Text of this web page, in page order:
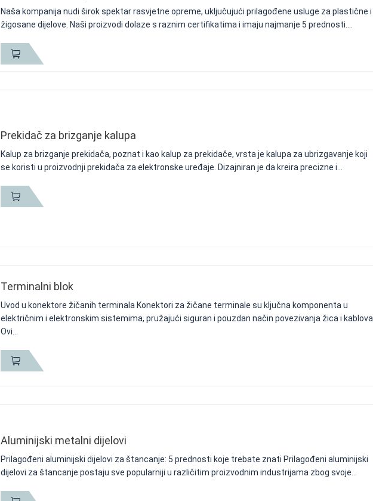
Naša kompanija nudi širok spektar rasvjetne opreme, uključujući prilagođene usluge za plastične i
žigosane dijelove. Naši proizvodi dolaze s raznim certifikatima i imaju najmanje 5 prednosti....
Prekidač za brizganje kalupa
Kalup za brizganje prekidača, poznat i kao kalup za prekidače, vrsta je kalupa za ubrizgavanje koji
se koristi u proizvodnji prekidača za elektronske uređaje. Dizajniran je da kreira precizne i...
Terminalni blok
Uvod u konektore žičanih terminala Konektori za žičane terminale su ključna komponenta u
električnim i elektronskim sistemima, pružajući siguran i pouzdan način povezivanja žica i kablova.
Ovi...
Aluminijski metalni dijelovi
Prilagođeni aluminijski dijelovi za štancanje: 5 prednosti koje trebate znati Prilagođeni aluminijski
dijelovi za štancanje postaju sve popularniji u različitim proizvodnim industrijama zbog svoje...